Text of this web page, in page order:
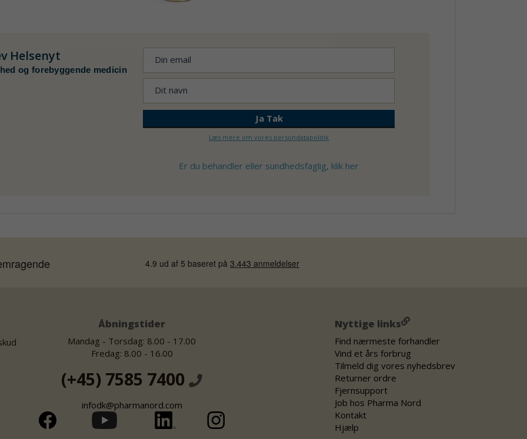
Helsenyt
og forebyggende medicin
Læs mere om vores persondatapolitik
Er du behandler eller sundhedsfaglig, klik her
Åbningstider
Mandag - Torsdag: 8.00 - 17.00
Fredag: 8.00 - 16.00
(+45) 7585 7400
infodk@pharmanord.com
Nyttige links
Find nærmeste forhandler
Vind et års forbrug
Tilmeld dig vores nyhedsbrev
Returner ordre
Fjernsupport
Job hos Pharma Nord
Kontakt
Hjælp